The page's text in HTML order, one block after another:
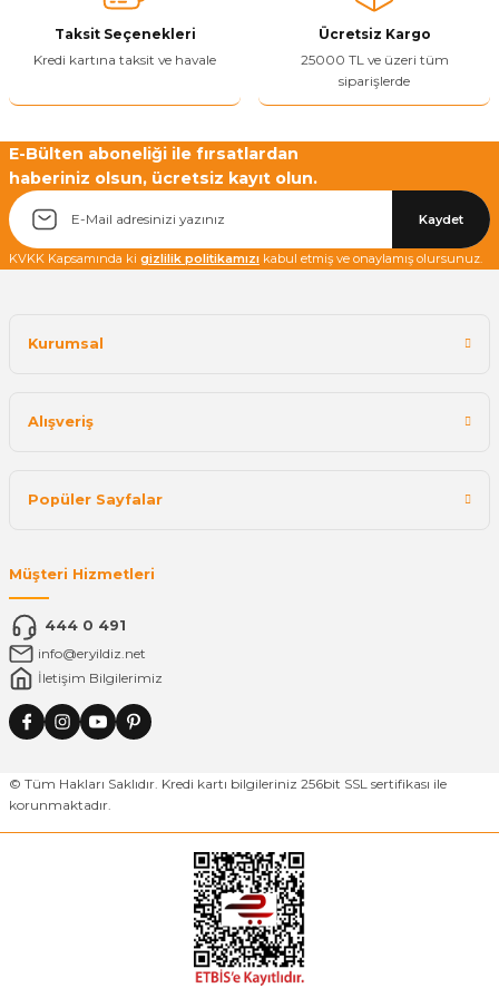
Ürün fiyatı diğer sitelerden daha pahalı.
Bu ürüne benzer farklı alternatifler olmalı.
Yetkiliye Gönder
Taksit Seçenekleri
Kredi kartına taksit ve havale
Ücretsiz Kargo
25000 TL ve üzeri tüm
siparişlerde
E-Bülten aboneliği ile fırsatlardan
haberiniz olsun, ücretsiz kayıt olun.
Kaydet
KVKK Kapsamında ki gizlilik politikamızı kabul etmiş ve onaylamış olursunuz.
Kurumsal
Alışveriş
Popüler Sayfalar
Müşteri Hizmetleri
444 0 491
info@eryildiz.net
İletişim Bilgilerimiz
© Tüm Hakları Saklıdır. Kredi kartı bilgileriniz 256bit SSL sertifikası ile
korunmaktadır.